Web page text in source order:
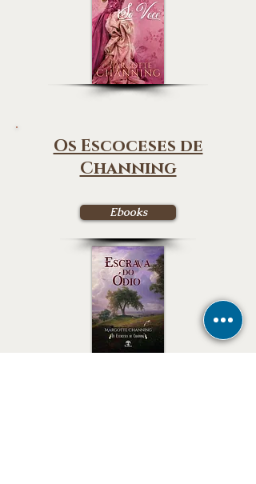
Os Escoceses de
Channing
Ebooks